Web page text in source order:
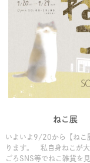
ねこ展
いよいよ9/20から【ねこ
ります。 私自身ねこが大
ごろSNS等でねこ雑貨を